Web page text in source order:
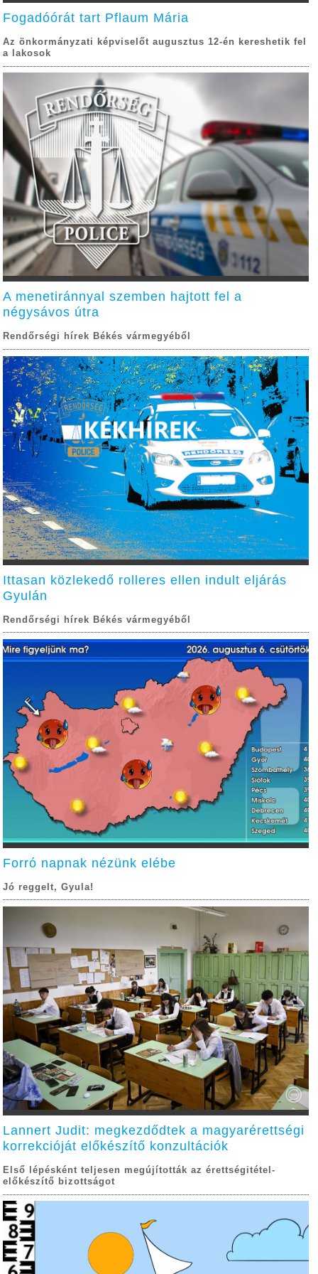
Fogadóórát tart Pflaum Mária
Az önkormányzati képviselőt augusztus 12-én kereshetik fel
a lakosok
A menetiránnyal szemben hajtott fel a
négysávos útra
Rendőrségi hírek Békés vármegyéből
Ittasan közlekedő rolleres ellen indult eljárás
Gyulán
Rendőrségi hírek Békés vármegyéből
Forró napnak nézünk elébe
Jó reggelt, Gyula!
Lannert Judit: megkezdődtek a magyarérettségi
korrekcióját előkészítő konzultációk
Első lépésként teljesen megújították az érettségitétel-
előkészítő bizottságot